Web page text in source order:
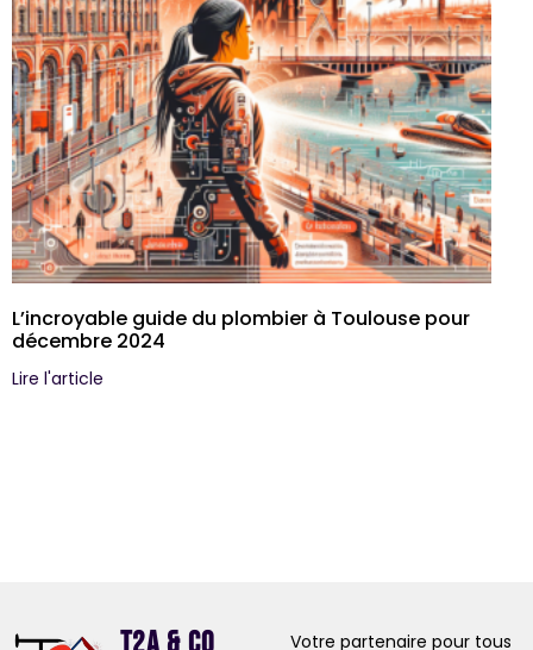
L’incroyable guide du plombier à Toulouse pour
décembre 2024
Lire l'article
Votre partenaire pour tous